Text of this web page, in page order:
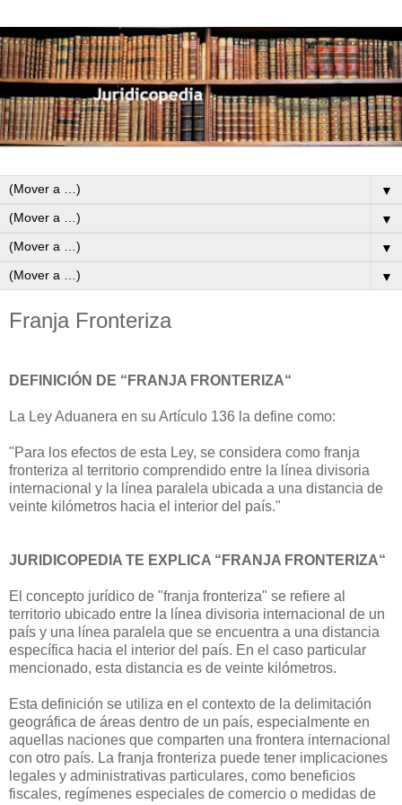
▼
▼
▼
▼
Franja Fronteriza
DEFINICIÓN DE “FRANJA FRONTERIZA“
La Ley Aduanera en su Artículo 136 la define como:
"Para los efectos de esta Ley, se considera como franja
fronteriza al territorio comprendido entre la línea divisoria
internacional y la línea paralela ubicada a una distancia de
veinte kilómetros hacia el interior del país."
JURIDICOPEDIA TE EXPLICA “FRANJA FRONTERIZA“
El concepto jurídico de "franja fronteriza" se refiere al
territorio ubicado entre la línea divisoria internacional de un
país y una línea paralela que se encuentra a una distancia
específica hacia el interior del país. En el caso particular
mencionado, esta distancia es de veinte kilómetros.
Esta definición se utiliza en el contexto de la delimitación
geográfica de áreas dentro de un país, especialmente en
aquellas naciones que comparten una frontera internacional
con otro país. La franja fronteriza puede tener implicaciones
legales y administrativas particulares, como beneficios
fiscales, regímenes especiales de comercio o medidas de